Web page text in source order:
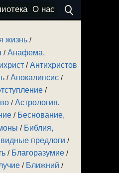
О нас
жизнь /
/Анафема,
/Антихристов
/Апокалипсис /
/
/Астрология.
/ Беснование,
/ Библия,
предлоги /
/ Благоразумие /
/ Ближний /